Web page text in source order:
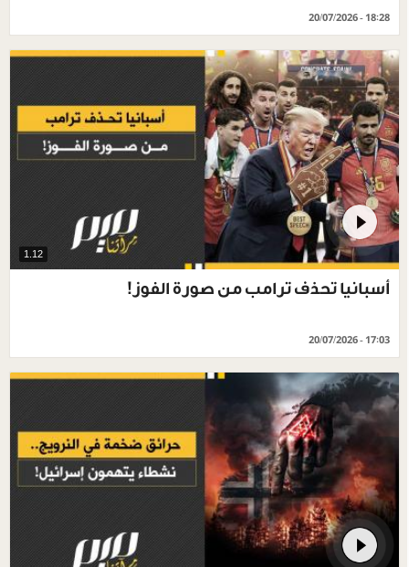
20/07/2026 - 18:28
1.12
أسبانيا تحذف ترامب من صورة الفوز!
20/07/2026 - 17:03